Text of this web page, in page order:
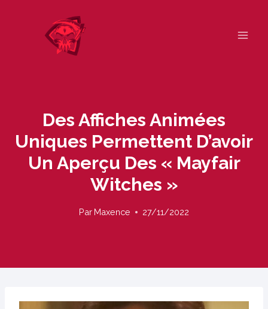
Des Affiches Animées
Uniques Permettent D’avoir
Un Aperçu Des « Mayfair
Witches »
Par Maxence 27/11/2022